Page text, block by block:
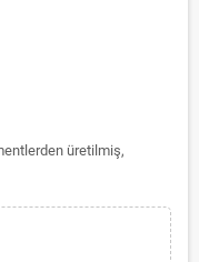
üretilmiş,